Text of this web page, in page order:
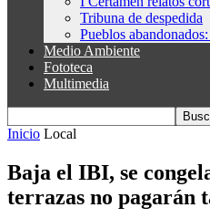
Tribuna de despedida
Pueblos
Medio Ambiente
Fototeca
Multimedia
Inicio Local
Baja el IBI, se
terrazas no pagarán